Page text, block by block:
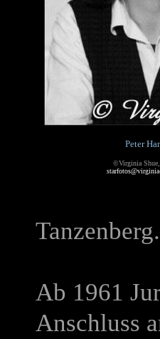
Peter
©Virginia
Tanzenberg.
Ab 1961
Anschluss